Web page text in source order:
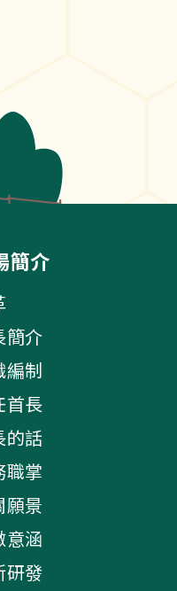
簡介
簡介
編制
首長
的話
職掌
願景
意涵
研發